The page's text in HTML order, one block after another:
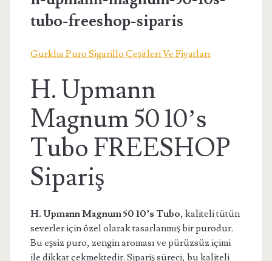
tubo-freeshop-siparis
Gurkha Puro Sigarillo Çeşitleri Ve Fiyatları
H. Upmann
Magnum 50 10’s
Tubo FREESHOP
Sipariş
H. Upmann Magnum 50 10’s Tubo, kaliteli tütün
severler için özel olarak tasarlanmış bir purodur.
Bu eşsiz puro, zengin aroması ve pürüzsüz içimi
ile dikkat çekmektedir. Sipariş süreci, bu kaliteli